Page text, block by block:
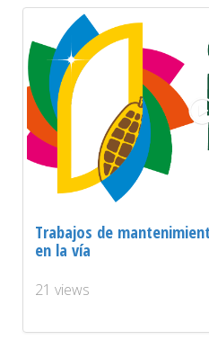
Trabajos de
en la vía
21 views